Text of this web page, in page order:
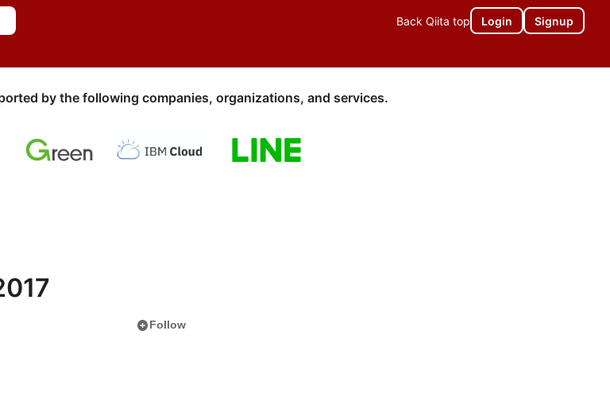
Back Qiita top Login Signup
by the following companies, organizations, and services.
add_circleFollow